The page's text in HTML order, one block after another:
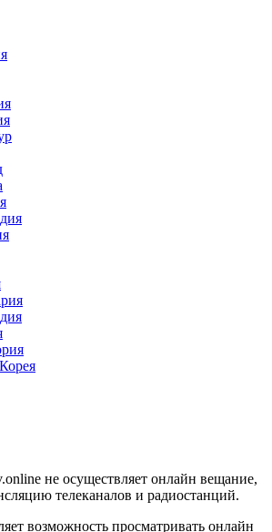
не осуществляет онлайн вещание,
телеканалов и радиостанций.
возможность просматривать онлайн